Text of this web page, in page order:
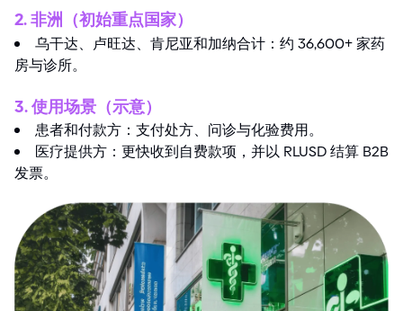
2. 非洲（初始重点国家）
乌干达、卢旺达、肯尼亚和加纳合计：约 36,600+家药
房与诊所。
3. 使用场景（示意）
患者和付款方：支付处方、问诊与化验费用。
医疗提供方：更快收到自费款项，并以 RLUSD 结算 B2B
发票。